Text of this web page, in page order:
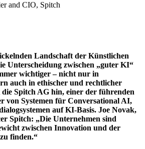
and CIO, Spitch
Landschaft der Künstlichen
Unterscheidung zwischen „guter KI“
wichtiger – nicht nur in
auch in ethischer und rechtlicher
Spitch AG hin, einer der führenden
von Systemen für Conversational AI,
auf KI-Basis. Joe Novak,
Spitch: „Die Unternehmen sind
zwischen Innovation und der
finden.“